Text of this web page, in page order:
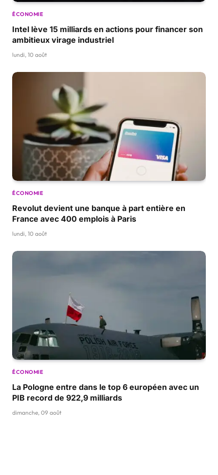
ÉCONOMIE
Intel lève 15 milliards en actions pour financer son
ambitieux virage industriel
lundi, 10 août
ÉCONOMIE
Revolut devient une banque à part entière en
France avec 400 emplois à Paris
lundi, 10 août
ÉCONOMIE
La Pologne entre dans le top 6 européen avec un
PIB record de 922,9 milliards
dimanche, 09 août